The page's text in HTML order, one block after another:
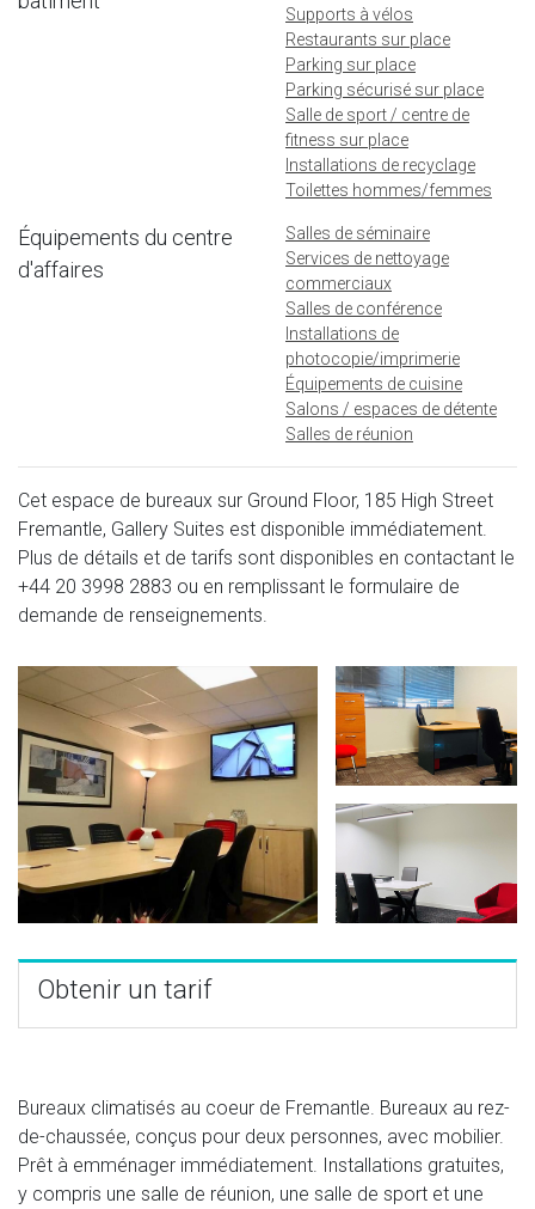
Supports à vélos
Restaurants sur place
Parking sur place
Parking sécurisé sur place
Salle de sport / centre de
fitness sur place
Installations de recyclage
Toilettes hommes/femmes
Équipements du centre
d'affaires
Salles de séminaire
Services de nettoyage
commerciaux
Salles de conférence
Installations de
photocopie/imprimerie
Équipements de cuisine
Salons / espaces de détente
Salles de réunion
Cet espace de bureaux sur Ground Floor, 185 High Street
Fremantle, Gallery Suites est disponible immédiatement.
Plus de détails et de tarifs sont disponibles en contactant le
+44 20 3998 2883 ou en remplissant le formulaire de
demande de renseignements.
Obtenir un tarif
Bureaux climatisés au coeur de Fremantle. Bureaux au rez-
de-chaussée, conçus pour deux personnes, avec mobilier.
Prêt à emménager immédiatement. Installations gratuites,
y compris une salle de réunion, une salle de sport et une